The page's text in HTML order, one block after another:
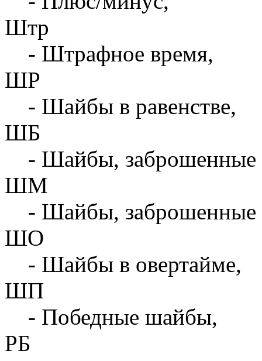
Штр
- Штрафное время,
ШР
- Шайбы в равенстве,
ШБ
- Шайбы, заброшенные
ШМ
- Шайбы, заброшенные
ШО
- Шайбы в овертайме,
ШП
- Победные шайбы,
РБ